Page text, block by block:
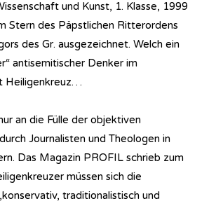
und Kunst, 1. Klasse, 1999
Stern des Päpstlichen Ritterordens
des Gr. ausgezeichnet. Welch ein
antisemitischer Denker im
Heiligenkreuz…
an die Fülle der objektiven
Journalisten und Theologen in
Das Magazin PROFIL schrieb zum
müssen sich die
traditionalistisch und